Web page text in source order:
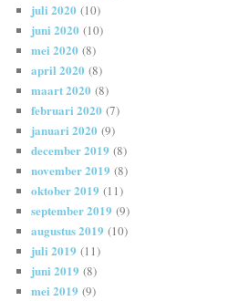
juli 2020 (10)
juni 2020 (10)
mei 2020 (8)
april 2020 (8)
maart 2020 (8)
februari 2020 (7)
januari 2020 (9)
december 2019 (8)
november 2019 (8)
oktober 2019 (11)
september 2019 (9)
augustus 2019 (10)
juli 2019 (11)
juni 2019 (8)
mei 2019 (9)